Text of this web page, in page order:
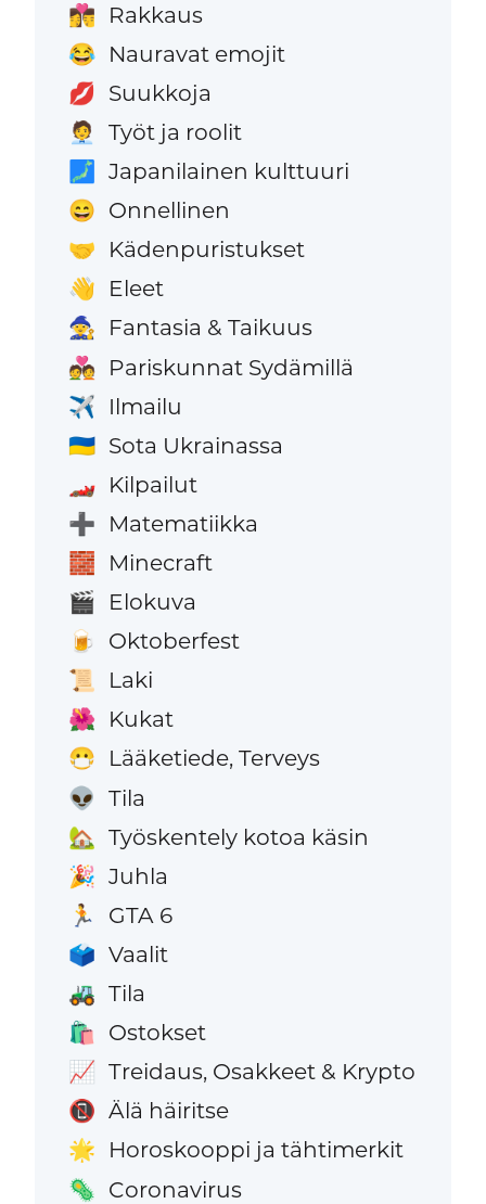
👩‍❤️‍💋‍👨 Rakkaus
😂 Nauravat emojit
💋 Suukkoja
🧑‍💼 Työt ja roolit
🗾 Japanilainen kulttuuri
😄 Onnellinen
🤝 Kädenpuristukset
👋 Eleet
🧙 Fantasia & Taikuus
💑 Pariskunnat Sydämillä
✈️ Ilmailu
🇺🇦 Sota Ukrainassa
🏎️ Kilpailut
➕ Matematiikka
🧱 Minecraft
🎬 Elokuva
🍺 Oktoberfest
📜 Laki
🌺 Kukat
😷 Lääketiede, Terveys
👽 Tila
🏡 Työskentely kotoa käsin
🎉 Juhla
🏃 GTA 6
🗳️ Vaalit
🚜 Tila
🛍️ Ostokset
📈 Treidaus, Osakkeet & Krypto
📵 Älä häiritse
🌟 Horoskooppi ja tähtimerkit
🦠 Coronavirus